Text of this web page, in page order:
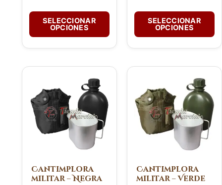
SELECCIONAR
OPCIONES
de
producto
SELECCIONAR
OPCIONES
de
producto
Cantimplora
militar – Negra
Cantimplora
militar – Verde